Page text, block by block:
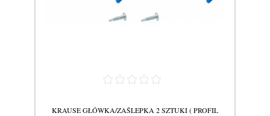
KRAUSE GŁÓWKA/ZAŚLEPKA 2 SZTUKI ( PROFIL